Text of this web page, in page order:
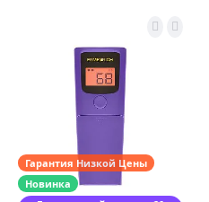
Гарантия Низкой Цены
Новинка